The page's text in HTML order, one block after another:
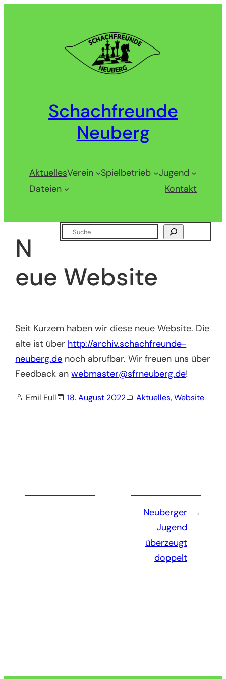
Schachfreunde
Neuberg
AktuellesVerein Spielbetrieb
Jugend
Dateien
Kontakt
Suchen
N
eue Website
Seit Kurzem haben wir diese neue Website. Die
alte ist über http://archiv.schachfreunde-
neuberg.de noch abrufbar. Wir freuen uns über
Feedback anwebmaster@sfrneuberg.de!
Emil Eull 18. August 2022 Aktuelles, Website
→
Neuberger
Jugend
überzeugt
doppelt